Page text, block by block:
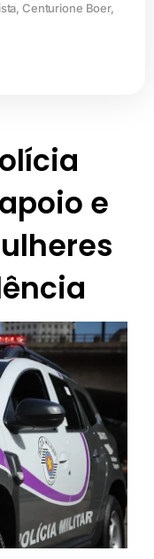
Centurione Boer,
e